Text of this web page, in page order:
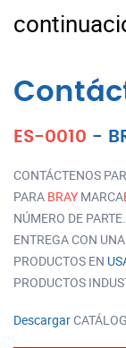
ES-0010 -
CONTÁCTENOS
PARA BRAY MARCA
NÚMERO DE
ENTREGA CON
PRODUCTOS EN
PRODUCTOS
Descargar